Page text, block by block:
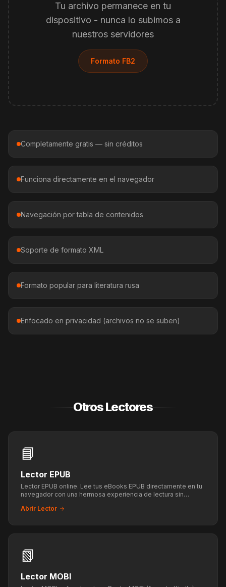
Tu archivo permanece en tu
dispositivo - nunca lo subimos a
nuestros servidores
Formato FB2
Completamente gratis — sin créditos
Funciona directamente en el navegador
Navegación por tabla de contenidos
Soporte de formato XML
Formato popular para literatura rusa
Enfocado en privacidad (archivos no se suben)
Otros Lectores
📘
Lector EPUB
Lector EPUB online. Lee tus eBooks EPUB directamente en tu
navegador con una hermosa experiencia de lectura sin
Abrir Lector
📗
Lector MOBI